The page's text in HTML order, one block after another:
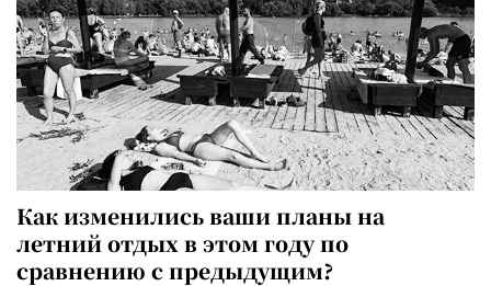
Как изменились ваши планы на
летний отдых в этом году по
сравнению с предыдущим?